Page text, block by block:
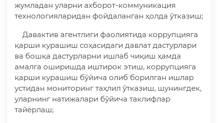
жумладан уларни ахборот-коммуникация
технологияларидан фойдаланган ҳолда ўтказиш;
Давактив агентлиги фаолиятида коррупцияга
қарши курашиш соҳасидаги давлат дастурлари
ва бошқа дастурларни ишлаб чиқиш ҳамда
амалга оширишда иштирок этиш, коррупцияга
қарши курашиш бўйича олиб борилган ишлар
устидан мониторинг таҳлил ўтказиш, шунингдек,
уларнинг натижалари бўйича таклифлар
тайёрлаш;